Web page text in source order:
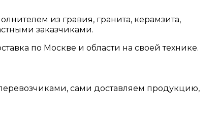
из гравия, гранита, керамзита,
заказчиками.
по Москве и области на своей технике.
сами доставляем продукцию,